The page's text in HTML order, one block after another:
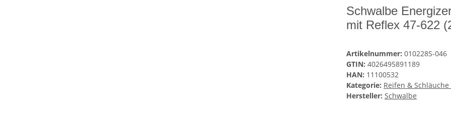
Schwalbe
mit Reflex 47-622
Artikelnummer: 010228S-046
GTIN: 4026495891189
HAN: 11100532
Kategorie: Reifen &
Hersteller: Schwalbe